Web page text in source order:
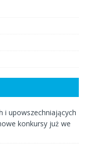
i upowszechniających
konkursy już we